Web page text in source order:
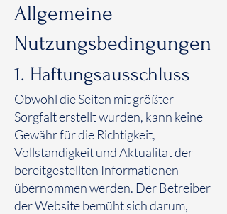
Allgemeine
Nutzungsbedingungen
1. Haftungsausschluss
Obwohl die Seiten mit größter
Sorgfalt erstellt wurden, kann keine
Gewähr für die Richtigkeit,
Vollständigkeit und Aktualität der
bereitgestellten Informationen
übernommen werden. Der Betreiber
der Website bemüht sich darum,